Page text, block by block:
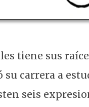
tiene sus
su carrera a
seis